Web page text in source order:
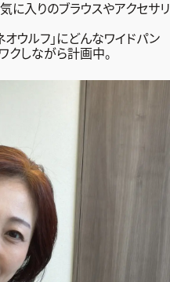
に入りのブラウスやアクセサリ
ウルフ」にどんなワイドパン
クしながら計画中。